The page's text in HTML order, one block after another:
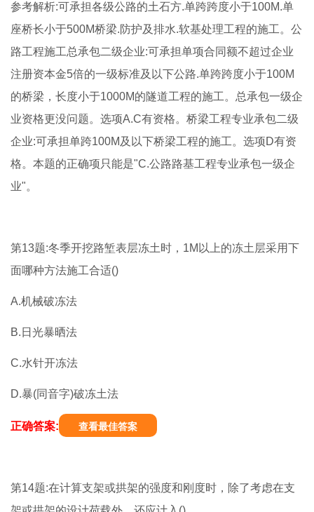
参考解析:可承担各级公路的土石方.单跨跨度小于100M.单
座桥长小于500M桥梁.防护及排水.软基处理工程的施工。公
路工程施工总承包二级企业:可承担单项合同额不超过企业
注册资本金5倍的一级标准及以下公路.单跨跨度小于100M
的桥梁，长度小于1000M的隧道工程的施工。总承包一级企
业资格更没问题。选项A.C有资格。桥梁工程专业承包二级
企业:可承担单跨100M及以下桥梁工程的施工。选项D有资
格。本题的正确项只能是"C.公路路基工程专业承包一级企
业"。
第13题:冬季开挖路堑表层冻土时，1M以上的冻土层采用下
面哪种方法施工合适()
A.机械破冻法
B.日光暴晒法
C.水针开冻法
D.暴(同音字)破冻土法
正确答案: 查看最佳答案
第14题:在计算支架或拱架的强度和刚度时，除了考虑在支